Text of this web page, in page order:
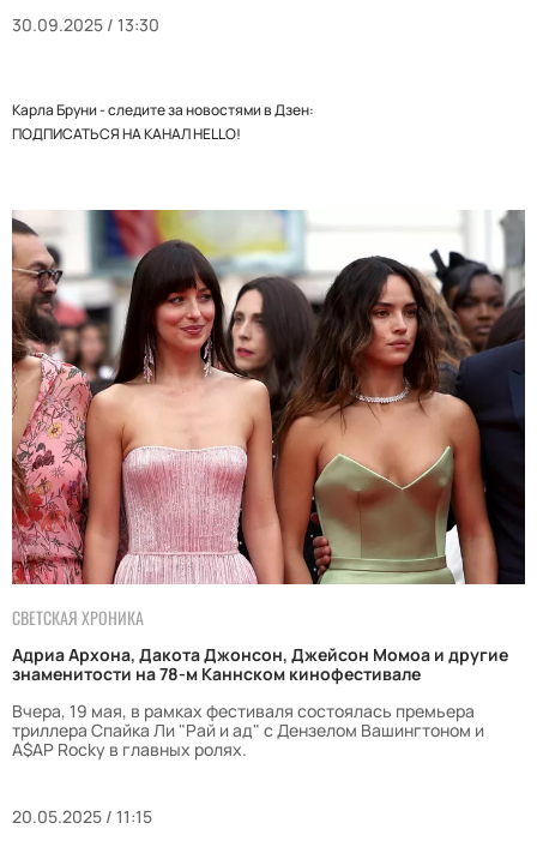
30.09.2025 / 13:30
Карла Бруни - следите за новостями в Дзен:
ПОДПИСАТЬСЯ НА КАНАЛ HELLO!
СВЕТСКАЯ ХРОНИКА
Адриа Архона, Дакота Джонсон, Джейсон Момоа и другие
знаменитости на 78-м Каннском кинофестивале
Вчера, 19 мая, в рамках фестиваля состоялась премьера
триллера Спайка Ли "Рай и ад" с Дензелом Вашингтоном и
A$AP Rocky в главных ролях.
20.05.2025 / 11:15